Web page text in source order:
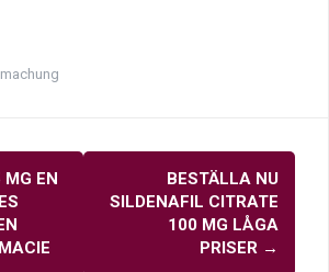
EN
BESTÄLLA NU
SILDENAFIL CITRATE
100 MG LÅGA
PRISER →